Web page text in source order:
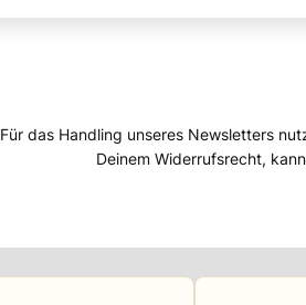
Für das Handling unseres Newsletters
Deinem Widerrufsrecht,